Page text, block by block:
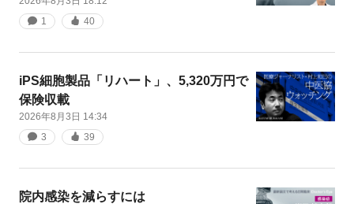
1
40
iPS細胞製品「リハート」、5,320万円で
保険収載
2026年8月3日 14:34
3
39
院内感染を減らすには